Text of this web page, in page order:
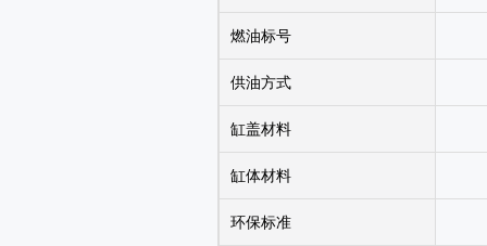
燃油标号
供油方式
缸盖材料
缸体材料
环保标准